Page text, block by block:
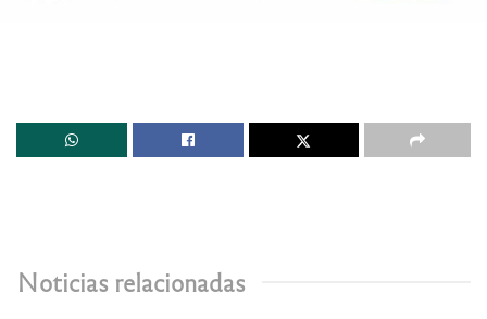
Noticias relacionadas